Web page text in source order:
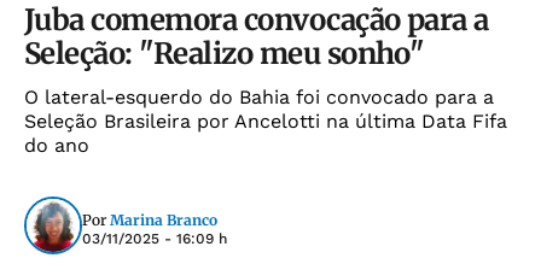
Juba comemora convocação para a
Seleção: "Realizo meu sonho"
O lateral-esquerdo do Bahia foi convocado para a
Seleção Brasileira por Ancelotti na última Data Fifa
do ano
Por Marina Branco
03/11/2025 - 16:09 h